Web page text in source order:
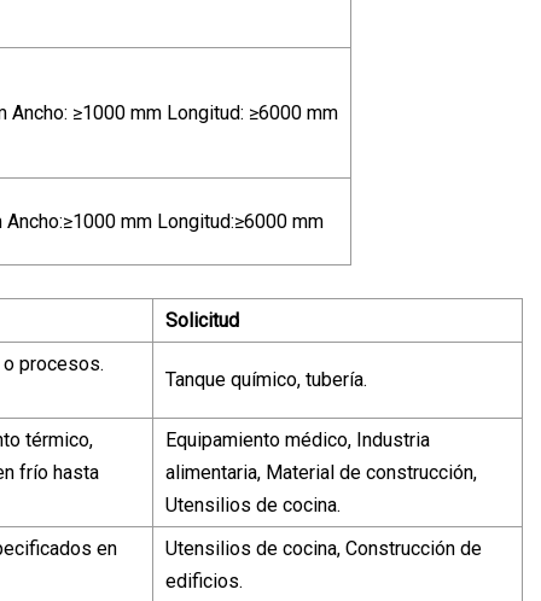
Ancho: ≥1000 mm Longitud: ≥6000 mm
mm Longitud:≥6000 mm
Solicitud
procesos.
Tanque químico, tubería.
térmico,
frío hasta
Equipamiento médico, Industria
alimentaria, Material de construcción,
Utensilios de cocina.
en
Utensilios de cocina, Construcción de
edificios.